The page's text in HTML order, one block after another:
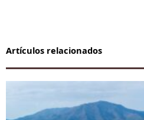
Artículos relacionados